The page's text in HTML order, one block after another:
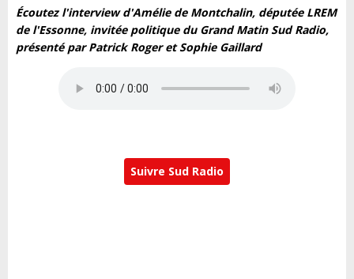
Écoutez l'interview d'Amélie de Montchalin, députée LREM
de l'Essonne, invitée politique du Grand Matin Sud Radio,
présenté par Patrick Roger et Sophie Gaillard
Suivre Sud Radio